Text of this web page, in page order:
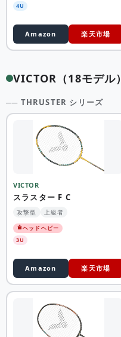
4U
Amazon 楽天市場
VICTOR（18モデル）
── THRUSTER シリーズ
VICTOR
スラスター F C
攻撃型 上級者
ヘッドヘビー
3U
Amazon 楽天市場